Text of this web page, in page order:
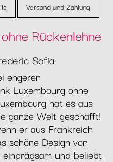
Versand und Zahlung
Rückenlehne
Sofia
engeren
Luxembourg ohne
hat es aus
ganze Welt geschafft!
er aus Frankreich
schöne Design von
und beliebt